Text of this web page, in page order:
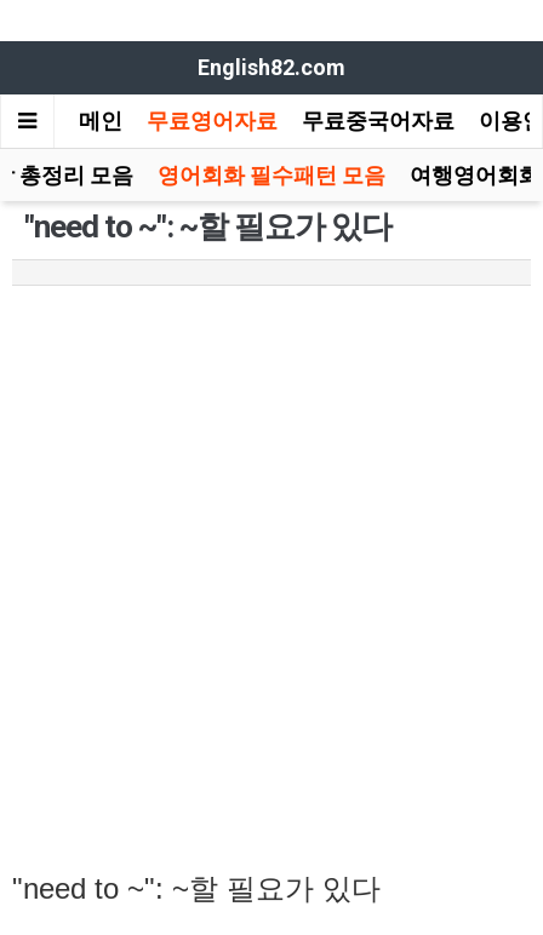
English82.com
메인 무료영어자료 무료중국어자료 이용
총정리 모음 영어회화 필수패턴 모음 여행영어회
"need to ~": ~할 필요가 있다
"need to ~": ~할 필요가 있다